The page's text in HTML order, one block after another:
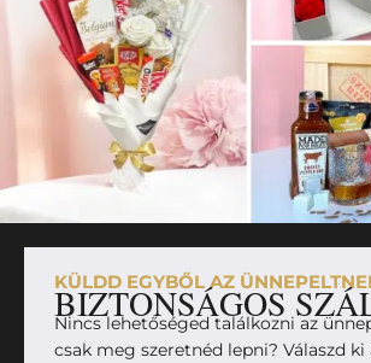
KÜLDD EGYBŐL AZ
BIZTONSÁGOS
Nincs lehetőséged találkozni az
csak meg szeretnéd lepni? Válaszd ki